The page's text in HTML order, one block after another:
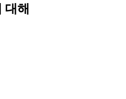
대해